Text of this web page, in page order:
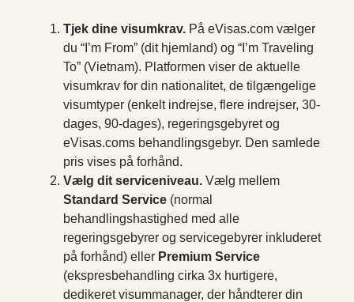
Tjek dine visumkrav. På eVisas.com vælger
du “I’m From” (dit hjemland) og “I’m Traveling
To” (Vietnam). Platformen viser de aktuelle
visumkrav for din nationalitet, de tilgængelige
visumtyper (enkelt indrejse, flere indrejser, 30-
dages, 90-dages), regeringsgebyret og
eVisas.coms behandlingsgebyr. Den samlede
pris vises på forhånd.
Vælg dit serviceniveau. Vælg mellem
Standard Service (normal
behandlingshastighed med alle
regeringsgebyrer og servicegebyrer inkluderet
på forhånd) eller Premium Service
(ekspresbehandling cirka 3x hurtigere,
dedikeret visummanager, der håndterer din